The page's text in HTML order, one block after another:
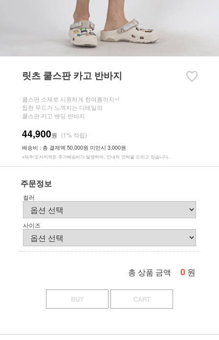
릿츠 쿨스판 카고 반바지
쿨스판 소재로 시원하게 한여름까지~!
힙한 무드가 느껴지는 디테일의
쿨스판 카고 밴딩 반바지
44,900원 (1% 적립)
배송비 : 총 결제액 50,000원 미만시 3,000원
※제주/도서지역은 추가배송비가 발생하며, 안내차 연락을 드리고 있습니다.
주문정보
컬러
사이즈
총 상품 금액 0 원
BUY CART